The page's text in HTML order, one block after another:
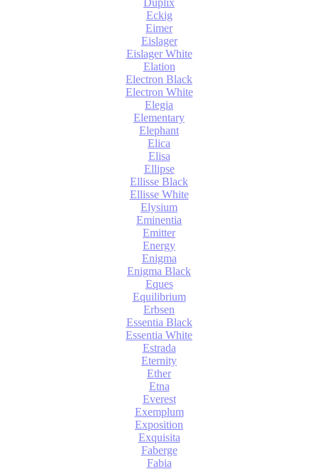
Eckig
Eimer
Eislager
Eislager White
Elation
Electron Black
Electron White
Elegia
Elementary
Elephant
Elica
Elisa
Ellipse
Ellisse Black
Ellisse White
Elysium
Eminentia
Emitter
Energy
Enigma
Enigma Black
Eques
Equilibrium
Erbsen
Essentia Black
Essentia White
Estrada
Eternity
Ether
Etna
Everest
Exemplum
Exposition
Exquisita
Faberge
Fabia